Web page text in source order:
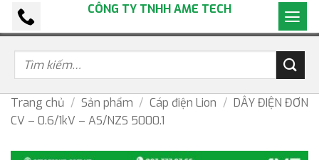
dung
CÔNG TY TNHH AME TECH
Trang chủ / Sản phẩm / Cáp điện Lion / DÂY ĐIỆN ĐƠN
CV – 0.6/1kV – AS/NZS 5000.1